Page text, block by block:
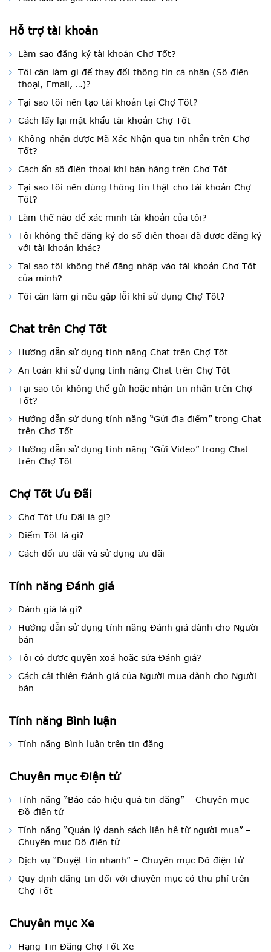
Hỗ trợ tài khoản
Làm sao đăng ký tài khoản Chợ Tốt?
Tôi cần làm gì để thay đổi thông tin cá nhân (Số điện
thoại, Email, …)?
Tại sao tôi nên tạo tài khoản tại Chợ Tốt?
Cách lấy lại mật khẩu tài khoản Chợ Tốt
Không nhận được Mã Xác Nhận qua tin nhắn trên Chợ
Tốt?
Cách ẩn số điện thoại khi bán hàng trên Chợ Tốt
Tại sao tôi nên dùng thông tin thật cho tài khoản Chợ
Tốt?
Làm thế nào để xác minh tài khoản của tôi?
Tôi không thể đăng ký do số điện thoại đã được đăng ký
với tài khoản khác?
Tại sao tôi không thể đăng nhập vào tài khoản Chợ Tốt
của mình?
Tôi cần làm gì nếu gặp lỗi khi sử dụng Chợ Tốt?
Chat trên Chợ Tốt
Hướng dẫn sử dụng tính năng Chat trên Chợ Tốt
An toàn khi sử dụng tính năng Chat trên Chợ Tốt
Tại sao tôi không thể gửi hoặc nhận tin nhắn trên Chợ
Tốt?
Hướng dẫn sử dụng tính năng “Gửi địa điểm” trong Chat
trên Chợ Tốt
Hướng dẫn sử dụng tính năng “Gửi Video” trong Chat
trên Chợ Tốt
Chợ Tốt Ưu Đãi
Chợ Tốt Ưu Đãi là gì?
Điểm Tốt là gì?
Cách đổi ưu đãi và sử dụng ưu đãi
Tính năng Đánh giá
Đánh giá là gì?
Hướng dẫn sử dụng tính năng Đánh giá dành cho Người
bán
Tôi có được quyền xoá hoặc sửa Đánh giá?
Cách cải thiện Đánh giá của Người mua dành cho Người
bán
Tính năng Bình luận
Tính năng Bình luận trên tin đăng
Chuyên mục Điện tử
Tính năng “Báo cáo hiệu quả tin đăng” – Chuyên mục
Đồ điện tử
Tính năng “Quản lý danh sách liên hệ từ người mua” –
Chuyên mục Đồ điện tử
Dịch vụ “Duyệt tin nhanh” – Chuyên mục Đồ điện tử
Quy định đăng tin đối với chuyên mục có thu phí trên
Chợ Tốt
Chuyên mục Xe
Hạng Tin Đăng Chợ Tốt Xe